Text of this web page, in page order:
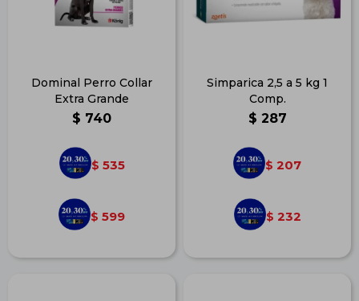
Dominal Perro Collar
Extra Grande
$ 740
$ 535
$ 599
Simparica 2,5 a 5 kg 1
Comp.
$ 287
$ 207
$ 232